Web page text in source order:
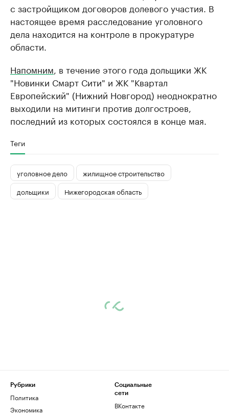
с застройщиком договоров долевого участия. В
настоящее время расследование уголовного
дела находится на контроле в прокуратуре
области.
Напомним, в течение этого года дольщики ЖК
"Новинки Смарт Сити" и ЖК "Квартал
Европейский" (Нижний Новгород) неоднократно
выходили на митинги против долгостроев,
последний из которых состоялся в конце мая.
Теги
уголовное дело
жилищное строительство
дольщики
Нижегородская область
Рубрики
Политика
Экономика
Социальные
сети
ВКонтакте